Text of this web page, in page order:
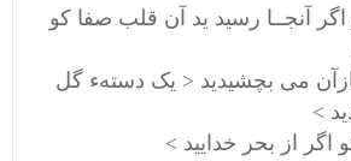
اگر آنجــا رسید ید آن قلب صفا کو
می بچشیدید < یک دستهء گل
>
از بحر خدایید >